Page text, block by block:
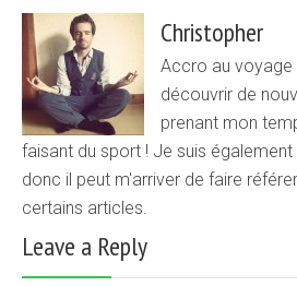
Christopher
Accro au voyage
découvrir de
prenant mon
faisant du sport ! Je suis
donc il peut m'arriver de faire
certains articles.
Leave a Reply